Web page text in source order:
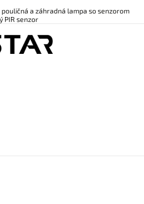
pouličná a záhradná lampa so senzorom
PIR senzor